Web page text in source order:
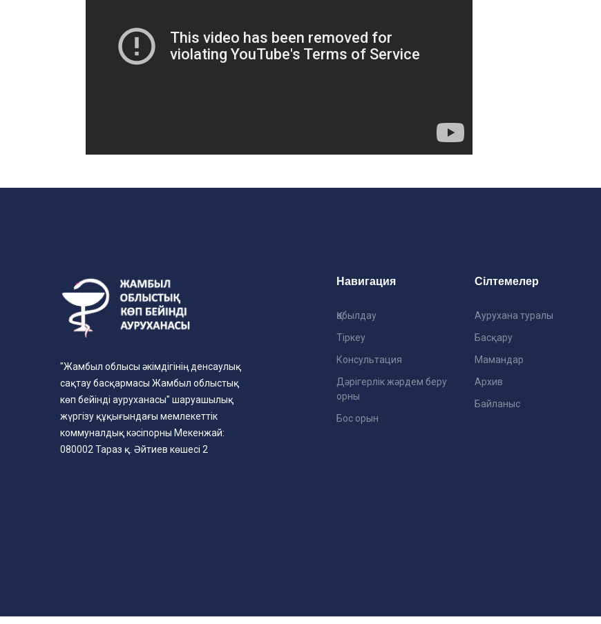
"Жамбыл облысы әкімдігінің денсаулық
сақтау басқармасы Жамбыл облыстық
көп бейінді ауруханасы" шаруашылық
жүргізу құқығындағы мемлекеттік
коммуналдық кәсіпорны Мекенжай:
080002 Тараз қ. Әйтиев көшесі 2
Навигация
Қабылдау
Тіркеу
Консультация
Дәрігерлік жәрдем беру
орны
Бос орын
Сілтемелер
Аурухана туралы
Басқару
Мамандар
Архив
Байланыс